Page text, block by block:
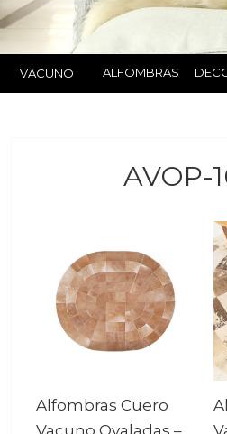
VACUNO ALFOMBRAS
AVOP-
Alfombras Cuero
Vacuno Ovaladas –